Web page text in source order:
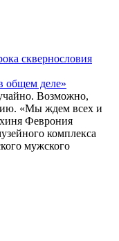
сквернословия
общем деле»
Возможно,
«Мы ждем всех и
Феврония
комплекса
мужского